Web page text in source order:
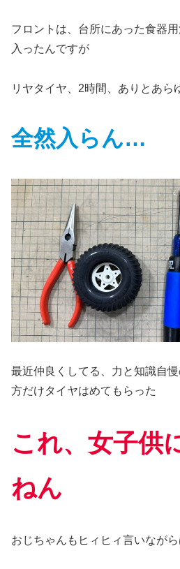
フロントは、台所にあった食器
入ったんですが
リヤタイヤ、2時間、ありとあら
全然入らん…
最近仲良くしてる、力と知識自
方だけタイヤはめてもらった
これ、女子供
ねん
おじちゃんもヒィヒィ言いなが